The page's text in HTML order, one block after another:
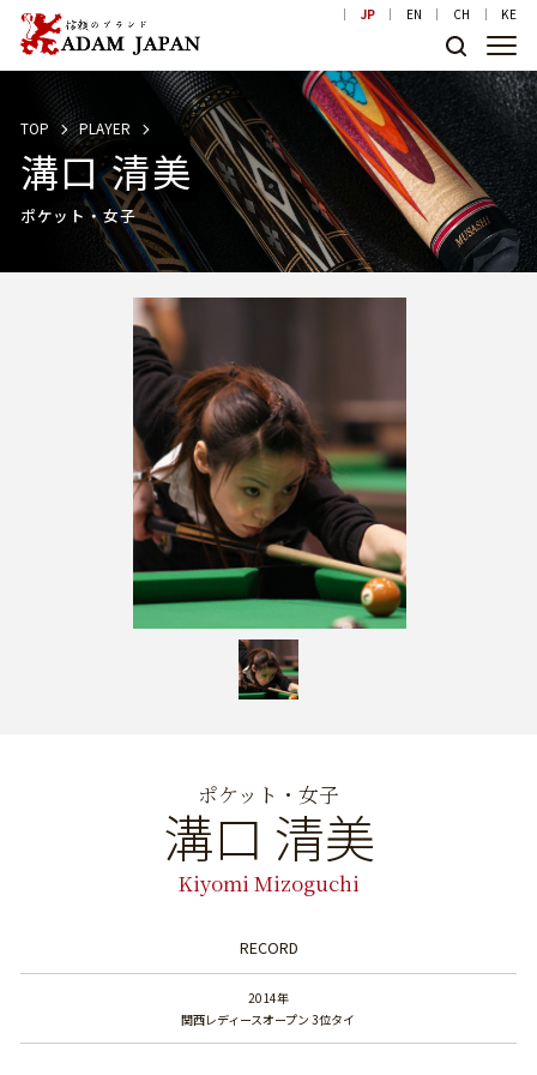
JP EN CH KE
TOP PLAYER
溝口 清美
ポケット・女子
ポケット・女子
溝口 清美
Kiyomi Mizoguchi
RECORD
2014年
関西レディースオープン 3位タイ